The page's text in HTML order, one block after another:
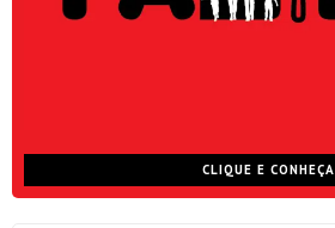
CLIQUE E CONHEÇA